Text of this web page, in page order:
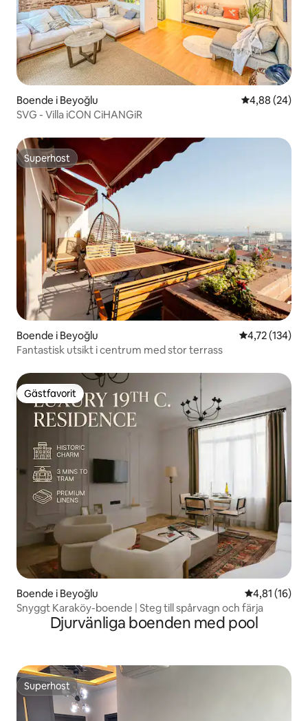
Boende i Beyoğlu 4,88 av 5 i
4,88 (24)
SVG - Villa iCON CiHANGiR
Superhost
Superhost
Boende i Beyoğlu 4,72 av 5 i
4,72 (134)
Fantastisk utsikt i centrum med stor terrass
Gästfavorit
Gästfavorit
Boende i Beyoğlu 4,81 av 5 i
4,81 (16)
Snyggt Karaköy-boende | Steg till spårvagn och färja
Djurvänliga boenden med pool
Superhost
Superhost